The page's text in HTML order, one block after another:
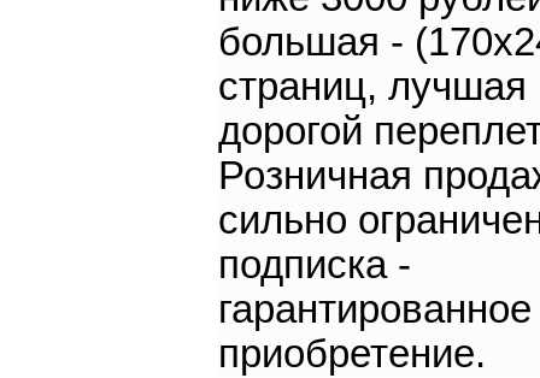
большая -
страниц, лучшая
дорогой
Розничная
сильно
подписка -
гарантированное
приобретение.